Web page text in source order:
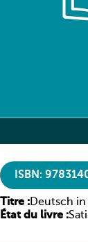
ISBN:
Titre :Deutsch in
État du livre :